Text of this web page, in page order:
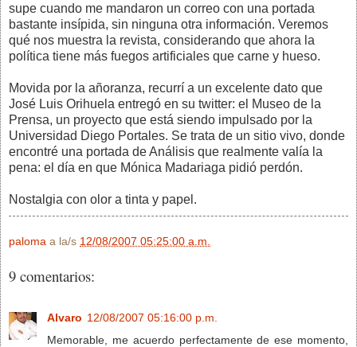
supe cuando me mandaron un correo con una portada
bastante insípida, sin ninguna otra información. Veremos
qué nos muestra la revista, considerando que ahora la
política tiene más fuegos artificiales que carne y hueso.
Movida por la añoranza, recurrí a un excelente dato que
José Luis Orihuela entregó en su twitter: el Museo de la
Prensa, un proyecto que está siendo impulsado por la
Universidad Diego Portales. Se trata de un sitio vivo, donde
encontré una portada de Análisis que realmente valía la
pena: el día en que Mónica Madariaga pidió perdón.
Nostalgia con olor a tinta y papel.
paloma a la/s 12/08/2007 05:25:00 a.m.
9 comentarios:
Alvaro 12/08/2007 05:16:00 p.m.
Memorable, me acuerdo perfectamente de ese momento,